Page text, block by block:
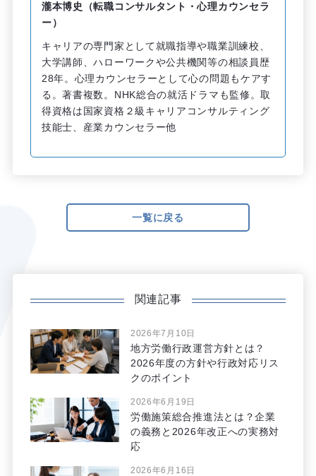
瀧本博史（転職コンサルタント・心理カウンセラ
ー）
キャリアの専門家として就職指導や職業訓練校、
大学講師、ハローワークや公共機関等の相談員歴
28年。心理カウンセラーとして心の問題もケアす
る。著書複数。NHK総合の就活ドラマも監修。取
得資格は国家資格２級キャリアコンサルティング
技能士、産業カウンセラー他
一覧に戻る
関連記事
2026年7月10日
地方労働行政運営方針とは？
2026年度の方針や行政対応リス
クのポイント
2026年6月19日
労働施策総合推進法とは？企業
の義務と2026年改正への実務対
応
2026年6月16日